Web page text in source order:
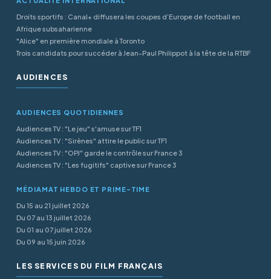
Droits sportifs : Canal+ diffusera les coupes d’Europe de football en
Afrique subsaharienne
"Alice" en première mondiale à Toronto
Trois candidats pour succéder à Jean-Paul Philippot à la tête de la RTBF
AUDIENCES
AUDIENCES QUOTIDIENNES
Audiences TV : "Le jeu" s'amuse sur TF1
Audiences TV : "Sirènes" attire le public sur TF1
Audiences TV : "OPJ" garde le contrôle sur France 3
Audiences TV : "Les fugitifs" captive sur France 3
MÉDIAMAT HEBDO ET PRIME-TIME
Du 15 au 21 juillet 2026
Du 07 au 13 juillet 2026
Du 01 au 07 juillet 2026
Du 09 au 15 juin 2026
LES SERVICES DU FILM FRANÇAIS